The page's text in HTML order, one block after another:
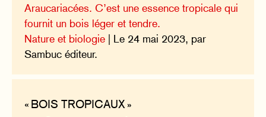
Araucariacées. C’est une essence tropicale qui
fournit un bois léger et tendre.
Nature et biologie | Le 24 mai 2023, par
Sambuc éditeur.
« BOIS TROPICAUX »